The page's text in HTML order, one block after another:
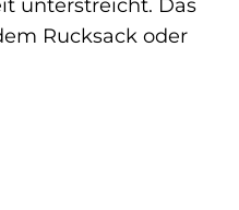
unterstreicht. Das
Rucksack oder